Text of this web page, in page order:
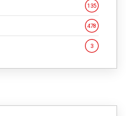
135
478
3